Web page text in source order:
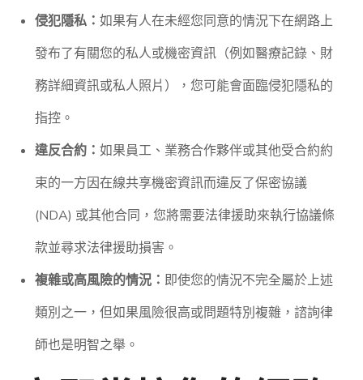
侵犯隱私：如果有人在未經您同意的情況下在網路上
發布了有關您的私人或機密資訊（例如醫療記錄、財
務詳細資訊或私人照片），您可能會面臨侵犯隱私的
指控。
違反合約：如果員工、業務合作夥伴或其他受合約約
束的一方因在線共享機密資訊而違反了保密協議
(NDA) 或其他合同，您將需要法律援助來執行協議條
款並尋求法律援助損害。
複雜或高風險的情況： 即使您的情況不完全屬於上述
類別之一，但如果風險很高或問題特別複雜，諮詢律
師也是明智之舉。